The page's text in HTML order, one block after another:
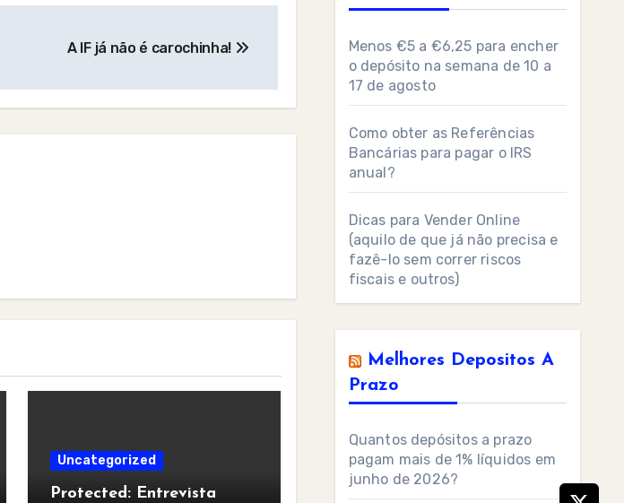
A IF já não é carochinha!
Uncategorized
Protected: Entrevista
Menos €5 a €6,25 para encher
o depósito na semana de 10 a
17 de agosto
Como obter as Referências
Bancárias para pagar o IRS
anual?
Dicas para Vender Online
(aquilo de que já não precisa e
fazê-lo sem correr riscos
fiscais e outros)
Melhores Depositos A
Prazo
Quantos depósitos a prazo
pagam mais de 1% líquidos em
junho de 2026?